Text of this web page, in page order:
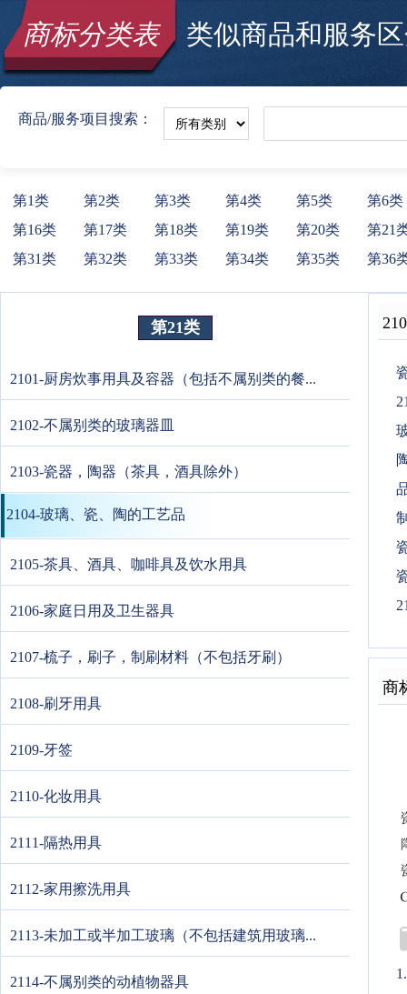
商标分类表类似商品和服务区
商品/服务项目搜索：
第1类 第2类 第3类 第4类 第5类
第6类
第16类
第17类 第18类 第19类 第20类
第21
第31类
第32类 第33类 第34类 第35类 第36
第21类
2101-厨房炊事用具及容器（包括不属别类的餐...
2102-不属别类的玻璃器皿
2103-瓷器，陶器（茶具，酒具除外）
2104-玻璃、瓷、陶的工艺品
2105-茶具、酒具、咖啡具及饮水用具
2106-家庭日用及卫生器具
2107-梳子，刷子，制刷材料（不包括牙刷）
2108-刷牙用具
2109-牙签
2110-化妆用具
2111-隔热用具
2112-家用擦洗用具
2113-未加工或半加工玻璃（不包括建筑用玻璃...
2114-不属别类的动植物器具
商